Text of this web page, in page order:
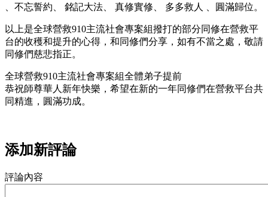
、不忘誓約、 銘記大法、 真修實修、 多多救人 、圓滿歸位。
以上是全球營救910主流社會專案組撥打的部分同修在營救平
台的收穫和提升的心得，和同修們分享，如有不當之處，敬請
同修們慈悲指正。
全球營救910主流社會專案組全體弟子提前
恭祝師尊華人新年快樂，希望在新的一年同修們在營救平台共
同精進，圓滿功成。
添加新評論
評論內容